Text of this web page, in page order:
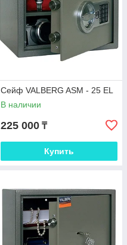
Сейф VALBERG ASM - 25 EL
В наличии
225 000 ₸
Купить